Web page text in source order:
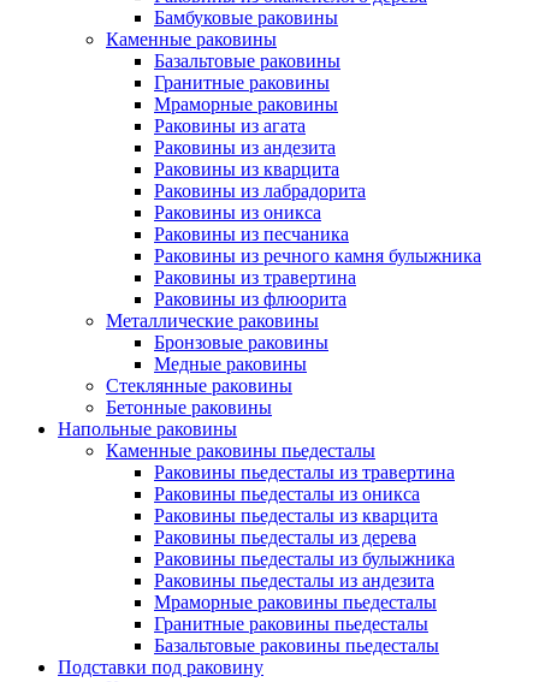
Бамбуковые раковины
Каменные раковины
Базальтовые раковины
Гранитные раковины
Мраморные раковины
Раковины из агата
Раковины из андезита
Раковины из кварцита
Раковины из лабрадорита
Раковины из оникса
Раковины из песчаника
Раковины из речного камня булыжника
Раковины из травертина
Раковины из флюорита
Металлические раковины
Бронзовые раковины
Медные раковины
Стеклянные раковины
Бетонные раковины
Напольные раковины
Каменные раковины пьедесталы
Раковины пьедесталы из травертина
Раковины пьедесталы из оникса
Раковины пьедесталы из кварцита
Раковины пьедесталы из дерева
Раковины пьедесталы из булыжника
Раковины пьедесталы из андезита
Мраморные раковины пьедесталы
Гранитные раковины пьедесталы
Базальтовые раковины пьедесталы
Подставки под раковину